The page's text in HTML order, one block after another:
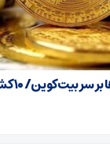
رقابت